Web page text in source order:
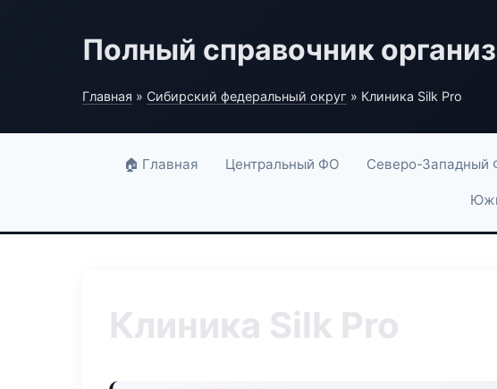
Полный справочник
Главная » Сибирский федеральный округ » Клиника Silk Pro
🏠 Главная Центральный ФО Северо-Западный
Клиника Silk Pro